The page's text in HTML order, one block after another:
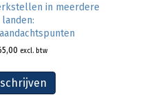
in meerdere
landen:
excl. btw